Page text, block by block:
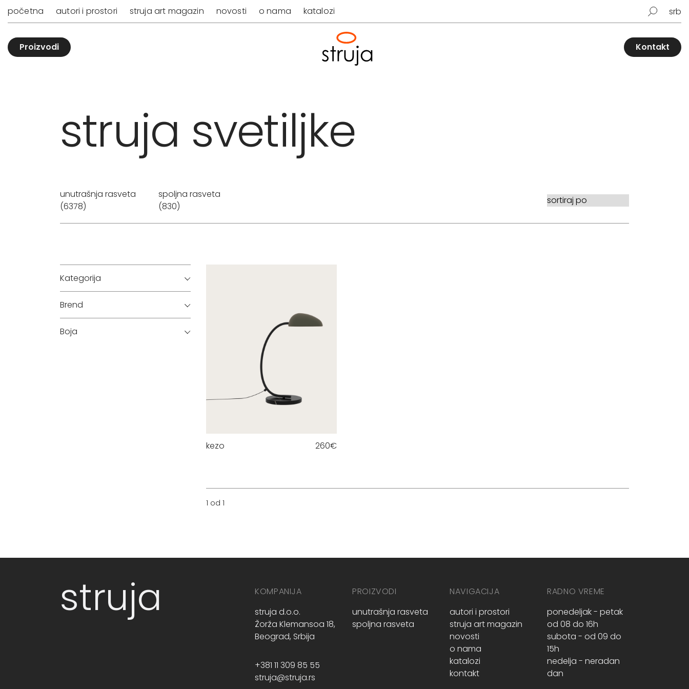
početna autori i prostori struja art magazin novosti o nama katalozi srb
Proizvodi Kontakt
struja svetiljke
unutrašnja rasveta
(6378)
spoljna rasveta
(830)
Kategorija
Brend
Boja
kezo 260€
1 od 1
struja
KOMPANIJA
struja d.o.o.
Žorža Klemansoa 18,
Beograd, Srbija
+381 11 309 85 55
struja@struja.rs
PROIZVODI
unutrašnja rasveta
spoljna rasveta
NAVIGACIJA
autori i prostori
struja art magazin
novosti
o nama
katalozi
kontakt
RADNO VREME
ponedeljak - petak
od 08 do 16h
subota - od 09 do
15h
nedelja - neradan
dan